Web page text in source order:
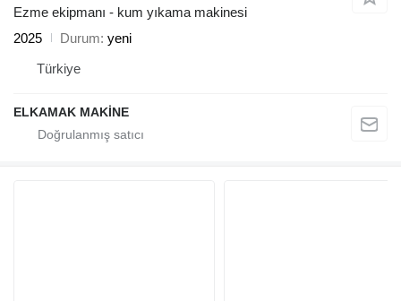
Ezme ekipmanı - kum yıkama makinesi
2025
Durum yeni
Türkiye
ELKAMAK MAKİNE